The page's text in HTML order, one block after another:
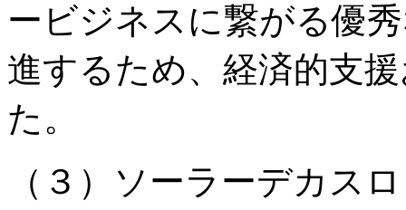
ービジネスに繋がる優
進するため、経済的支
た。
（３）ソーラーデカス